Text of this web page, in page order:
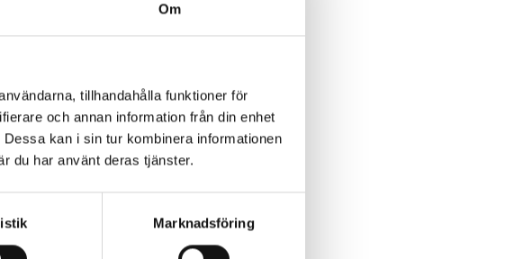
Om
tillhandahålla funktioner för
och annan information från din enhet
kan i sin tur kombinera informationen
du har använt deras tjänster.
Marknadsföring